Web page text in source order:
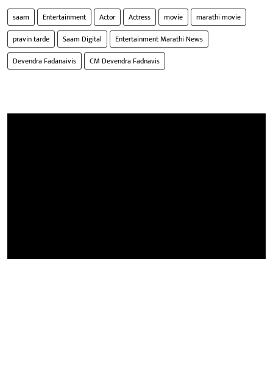
saam Entertainment Actor Actress movie
marathi movie
pravin tarde
Saam Digital
Entertainment Marathi News
Devendra Fadanaivis
CM Devendra Fadnavis